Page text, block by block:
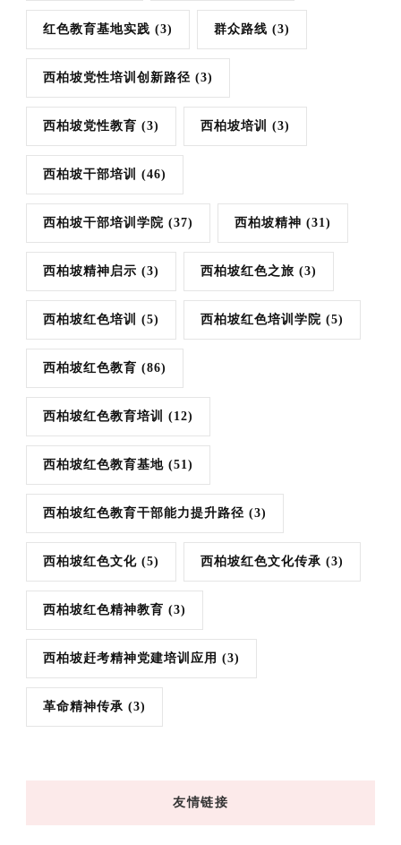
红色教育基地实践 (3) 群众路线 (3)
西柏坡党性培训创新路径 (3)
西柏坡党性教育 (3) 西柏坡培训 (3)
西柏坡干部培训 (46)
西柏坡干部培训学院 (37) 西柏坡精神 (31)
西柏坡精神启示 (3) 西柏坡红色之旅 (3)
西柏坡红色培训 (5) 西柏坡红色培训学院 (5)
西柏坡红色教育 (86)
西柏坡红色教育培训 (12)
西柏坡红色教育基地 (51)
西柏坡红色教育干部能力提升路径 (3)
西柏坡红色文化 (5) 西柏坡红色文化传承 (3)
西柏坡红色精神教育 (3)
西柏坡赶考精神党建培训应用 (3)
革命精神传承 (3)
友情链接